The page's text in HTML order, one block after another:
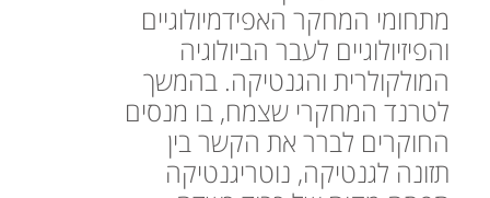
מתחומי המחקר האפידמיולוגיים
והפיזיולוגיים לעבר הביולוגיה
המולקולרית והגנטיקה. בהמשך
לטרנד המחקרי שצמח, בו מנסים
החוקרים לברר את הקשר בין
תזונה לגנטיקה, נוטריגנטיקה